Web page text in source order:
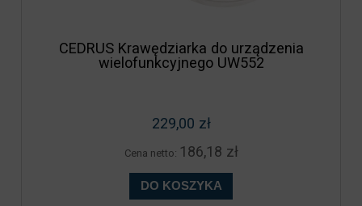
CEDRUS Krawędziarka do urządzenia
wielofunkcyjnego UW552
229,00 zł
Cena netto: 186,18 zł
DO KOSZYKA